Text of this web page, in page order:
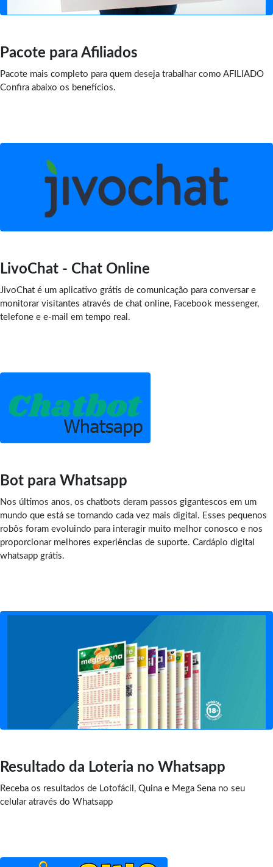
Pacote para Afiliados
Pacote mais completo para quem deseja trabalhar como AFILIADO
Confira abaixo os benefícios.
LivoChat - Chat Online
JivoChat é um aplicativo grátis de comunicação para conversar e
monitorar visitantes através de chat online, Facebook messenger,
telefone e e-mail em tempo real.
Bot para Whatsapp
Nos últimos anos, os chatbots deram passos gigantescos em um
mundo que está se tornando cada vez mais digital. Esses pequenos
robôs foram evoluindo para interagir muito melhor conosco e nos
proporcionar melhores experiências de suporte. Cardápio digital
whatsapp grátis.
Resultado da Loteria no Whatsapp
Receba os resultados de Lotofácil, Quina e Mega Sena no seu
celular através do Whatsapp